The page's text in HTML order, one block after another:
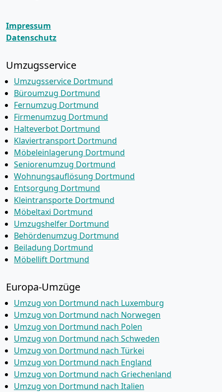
Impressum
Datenschutz
Umzugsservice
Umzugsservice Dortmund
Büroumzug Dortmund
Fernumzug Dortmund
Firmenumzug Dortmund
Halteverbot Dortmund
Klaviertransport Dortmund
Möbeleinlagerung Dortmund
Seniorenumzug Dortmund
Wohnungsauflösung Dortmund
Entsorgung Dortmund
Kleintransporte Dortmund
Möbeltaxi Dortmund
Umzugshelfer Dortmund
Behördenumzug Dortmund
Beiladung Dortmund
Möbellift Dortmund
Europa-Umzüge
Umzug von Dortmund nach Luxemburg
Umzug von Dortmund nach Norwegen
Umzug von Dortmund nach Polen
Umzug von Dortmund nach Schweden
Umzug von Dortmund nach Türkei
Umzug von Dortmund nach England
Umzug von Dortmund nach Griechenland
Umzug von Dortmund nach Italien